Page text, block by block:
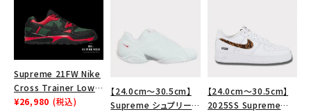
ス１スニーカー シュー
ズ ホワイト
Supreme 21FW Nike
Cross Trainer Low
ナイキクロストレイナー
¥26,980 (税込)
【24.0cm～30.5cm】
Supreme シュプリーム
【24.0cm～30.5cm】
2025SS Supreme